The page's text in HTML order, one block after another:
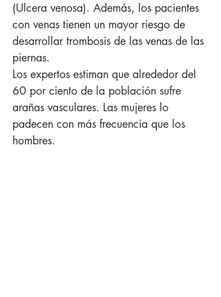
(Ulcera venosa). Además, los pacientes
con venas tienen un mayor riesgo de
desarrollar trombosis de las venas de las
piernas.
Los expertos estiman que alrededor del
60 por ciento de la población sufre
arañas vasculares. Las mujeres lo
padecen con más frecuencia que los
hombres.